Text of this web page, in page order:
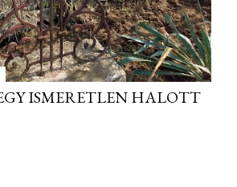
ISMERETLEN HALOTT